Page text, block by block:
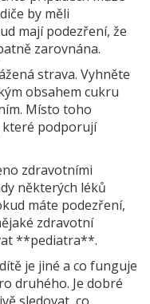
by měli
mají podezření, že
zarovnána.
strava. Vyhněte
obsahem cukru
Místo toho
které podporují
zdravotními
některých léků
máte podezření,
zdravotní
**pediatra**.
je jiné a co funguje
druhého. Je dobré
sledovat, co